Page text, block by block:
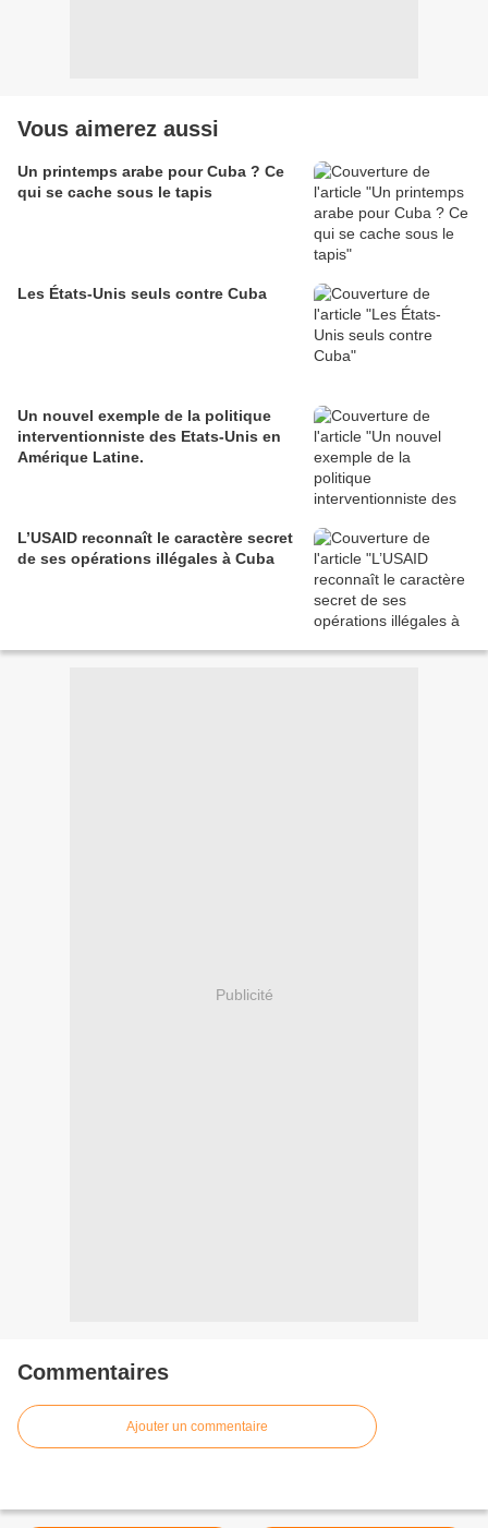
Vous aimerez aussi
Un printemps arabe pour Cuba ? Ce
qui se cache sous le tapis
Les États-Unis seuls contre Cuba
Un nouvel exemple de la politique
interventionniste des Etats-Unis en
Amérique Latine.
L’USAID reconnaît le caractère secret
de ses opérations illégales à Cuba
Publicité
Commentaires
Ajouter un commentaire